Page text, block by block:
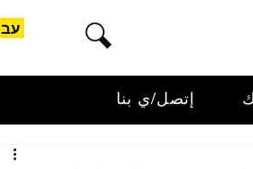
עב
إتصل/ي بنا